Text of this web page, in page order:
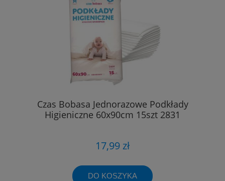
Czas Bobasa Jednorazowe Podkłady
Higieniczne 60x90cm 15szt 2831
17,99 zł
DO KOSZYKA